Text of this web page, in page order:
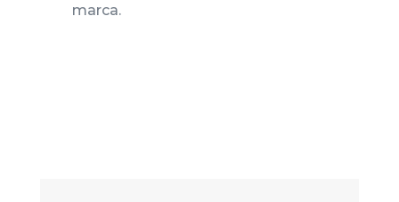
marca.